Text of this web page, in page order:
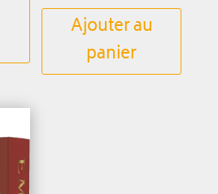
Ajouter au
panier